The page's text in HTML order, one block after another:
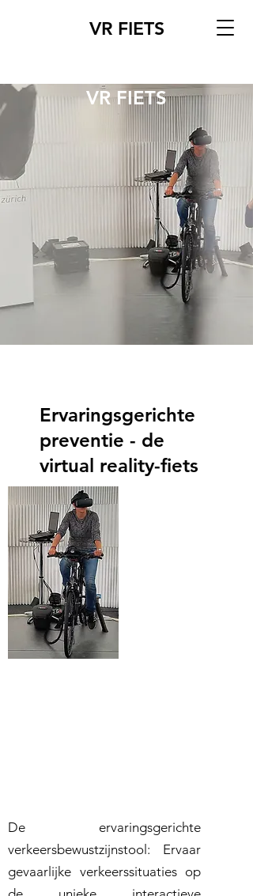
VR FIETS
VR FIETS
Ervaringsgerichte
preventie - de
virtual reality-fiets
De ervaringsgerichte
verkeersbewustzijnstool: Ervaar
gevaarlijke verkeerssituaties op